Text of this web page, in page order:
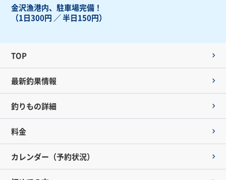
金沢漁港内、駐車場完備！
（1日300円 ／ 半日150円）
TOP
最新釣果情報
釣りもの詳細
料金
カレンダー（予約状況）